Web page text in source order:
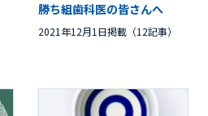
勝ち組歯科医の皆さんへ
2021年12月1日掲載（12記事）